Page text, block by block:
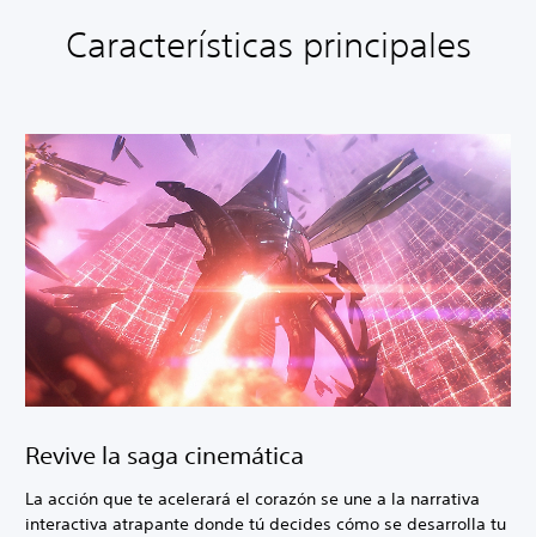
Características principales
Revive la saga cinemática
La acción que te acelerará el corazón se une a la narrativa
interactiva atrapante donde tú decides cómo se desarrolla tu